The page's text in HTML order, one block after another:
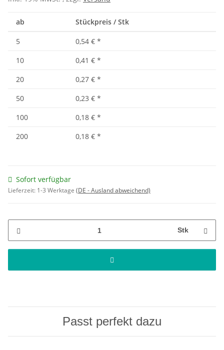
ab Stückpreis / Stk
5 0,54 € *
10
0,41 € *
20
0,27 € *
50
0,23 € *
100
0,18 € *
200
0,18 € *
Sofort verfügbar
Lieferzeit: 1-3 Werktage (DE - Ausland abweichend)
Stk
Passt perfekt dazu